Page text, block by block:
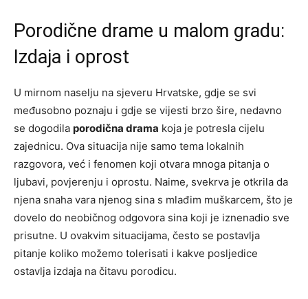
Porodične drame u malom gradu:
Izdaja i oprost
U mirnom naselju na sjeveru Hrvatske, gdje se svi
međusobno poznaju i gdje se vijesti brzo šire, nedavno
se dogodila porodična drama koja je potresla cijelu
zajednicu. Ova situacija nije samo tema lokalnih
razgovora, već i fenomen koji otvara mnoga pitanja o
ljubavi, povjerenju i oprostu. Naime, svekrva je otkrila da
njena snaha vara njenog sina s mlađim muškarcem, što je
dovelo do neobičnog odgovora sina koji je iznenadio sve
prisutne. U ovakvim situacijama, često se postavlja
pitanje koliko možemo tolerisati i kakve posljedice
ostavlja izdaja na čitavu porodicu.